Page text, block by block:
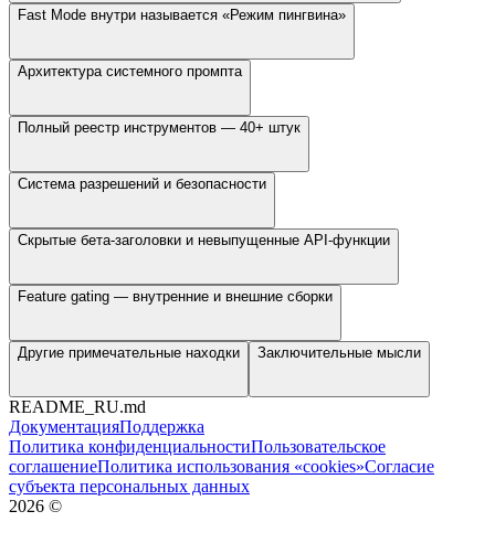
Fast Mode внутри называется «Режим пингвина»
Архитектура системного промпта
Полный реестр инструментов — 40+ штук
Система разрешений и безопасности
Скрытые бета-заголовки и невыпущенные API-функции
Feature gating — внутренние и внешние сборки
Другие примечательные находки Заключительные мысли
README_RU.md
ДокументацияПоддержка
Политика конфиденциальностиПользовательское
соглашениеПолитика использования «cookies»Согласие
субъекта персональных данных
2026 ©